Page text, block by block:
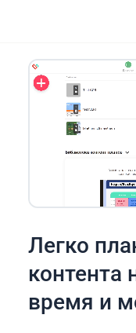
Легко
контента
время и